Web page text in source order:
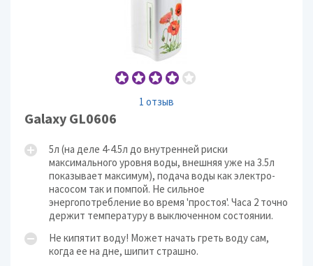
1 отзыв
Galaxy GL0606
5л (на деле 4-4.5л до внутренней риски
максимального уровня воды, внешняя уже на 3.5л
показывает максимум), подача воды как электро-
насосом так и помпой. Не сильное
энергопотребление во время 'простоя'. Часа 2 точно
держит температуру в выключенном состоянии.
Не кипятит воду! Может начать греть воду сам,
когда ее на дне, шипит страшно.